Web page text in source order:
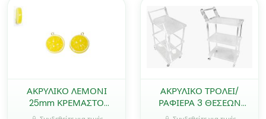
ΑΚΡΥΛΙΚΟ ΛΕΜΟΝΙ
25mm ΚΡΕΜΑΣΤΟ
0518067
ΑΚΡΥΛΙΚΟ ΤΡΟΛΕΙ/
ΡΑΦΙΕΡΑ 3 ΘΕΣΕΩΝ
0621569